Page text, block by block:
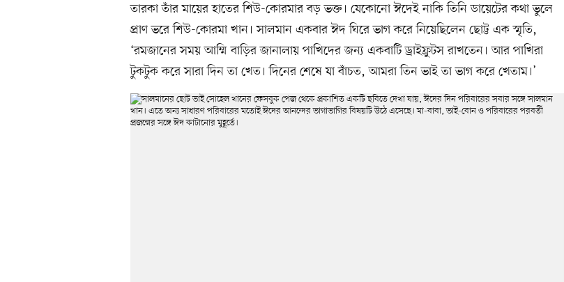
তারকা তাঁর মায়ের হাতের শিউ-কোরমার বড় ভক্ত। যেকোনো ঈদেই নাকি তিনি ডায়েটের কথা ভুলে
প্রাণ ভরে শিউ-কোরমা খান। সালমান একবার ঈদ ঘিরে ভাগ করে নিয়েছিলেন ছোট্ট এক স্মৃতি,
‘রমজানের সময় আম্মি বাড়ির জানালায় পাখিদের জন্য একবাটি ড্রাইফ্রুটস রাখতেন। আর পাখিরা
টুকটুক করে সারা দিন তা খেত। দিনের শেষে যা বাঁচত, আমরা তিন ভাই তা ভাগ করে খেতাম।’